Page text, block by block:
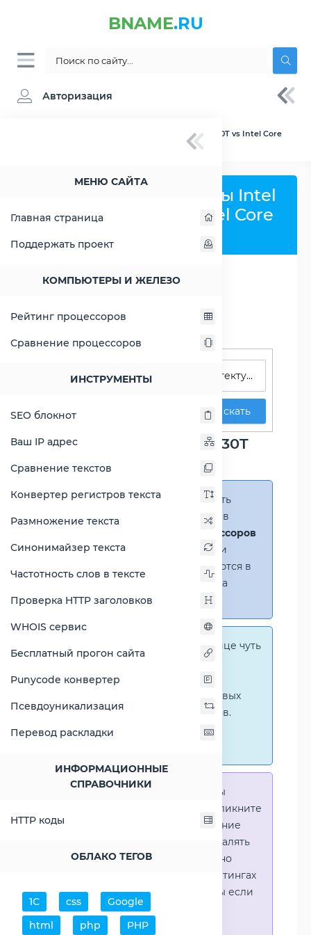
BNAME.RU
Авторизация
МЕНЮ САЙТА
Главная страница
Поддержать проект
КОМПЬЮТЕРЫ И ЖЕЛЕЗО
Рейтинг процессоров
Сравнение процессоров
ИНСТРУМЕНТЫ
SEO блокнот
Ваш IP адрес
Сравнение текстов
Конвертер регистров текста
Размножение текста
Синонимайзер текста
Частотность слов в тексте
Проверка HTTP заголовков
WHOIS сервис
Бесплатный прогон сайта
Punycode конвертер
Псевдоуникализация
Перевод раскладки
ИНФОРМАЦИОННЫЕ
СПРАВОЧНИКИ
HTTP коды
ОБЛАКО ТЕГОВ
1С css
Google
html
php
PHP
» Сравнение Intel Celeron G4930T vs Intel Core
Сравнить процессоры Intel
Celeron G4930T и Intel Core
Поиск процессоров
Искать
Сравнение Celeron G4930T
против Core i7-9700F
Справка:Можно добавить
несколько процессоров в
(до 14 процессоров
в таблице)
. В случае если
процессоры не помещаются в
таблицу, появится полоса
прокрутки.
На этой странице чуть
графические сравнения
количественных и числовых
параметров процессоров.
Перейти к наглядным
Справка:Для того что-бы
выделить процессор - кликните
на его название. Выделение
позволяет выборочно удалять
процессоры или наглядно
видеть результаты в рейтингах
(Во избежении путаницы если
в таблице несколько
процессоров)